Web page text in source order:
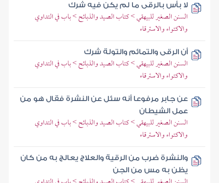
لا بأس بالرقى ما لم يكن فيه شرك
السنن الصغير للبيهقي > كتاب الصيد والذبائح > باب في التداوي
والاكتواء والاسترقاء
أن الرقى والتمائم والتولة شرك
السنن الصغير للبيهقي > كتاب الصيد والذبائح > باب في التداوي
والاكتواء والاسترقاء
عن جابر مرفوعا أنه سئل عن النشرة فقال هو من
عمل الشيطان
السنن الصغير للبيهقي > كتاب الصيد والذبائح > باب في التداوي
والاكتواء والاسترقاء
والنشرة ضرب من الرقية والعلاج يعالج به من كان
يظن به مس من الجن